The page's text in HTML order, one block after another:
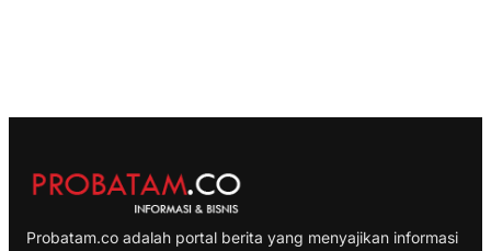
Probatam.co adalah portal berita yang menyajikan informasi